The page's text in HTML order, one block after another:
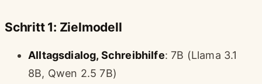
Schritt 1: Zielmodell
Alltagsdialog, Schreibhilfe: 7B (Llama 3.1
8B, Qwen 2.5 7B)